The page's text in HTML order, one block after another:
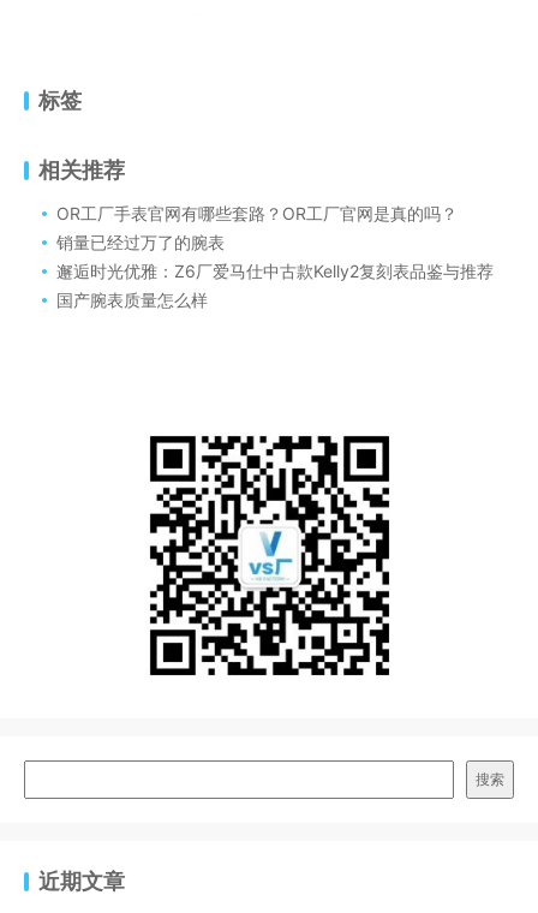
标签
相关推荐
OR工厂手表官网有哪些套路？OR工厂官网是真的吗？
销量已经过万了的腕表
邂逅时光优雅：Z6厂爱马仕中古款Kelly2复刻表品鉴与推荐
国产腕表质量怎么样
搜索
近期文章